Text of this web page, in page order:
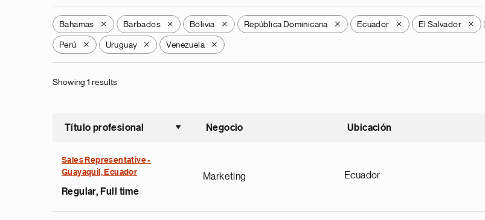
Bahamas X Barbados X Bolivia X República Dominicana X Ecuador X El Salvador X
Perú X Uruguay X Venezuela X
Showing 1 results
Título profesional
Ordenar ascendente
Negocio Ubicación
Sales Representative -
Guayaquil, Ecuador
Regular, Full time
Marketing Ecuador